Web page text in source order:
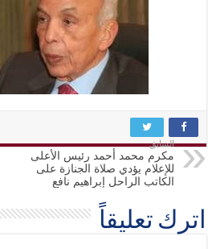
السابق
مكرم محمد أحمد رئيس الأعلى
للإعلام يؤدي صلاة الجنازة على
الكاتب الراحل إبراهيم نافع
اترك تعليقاً